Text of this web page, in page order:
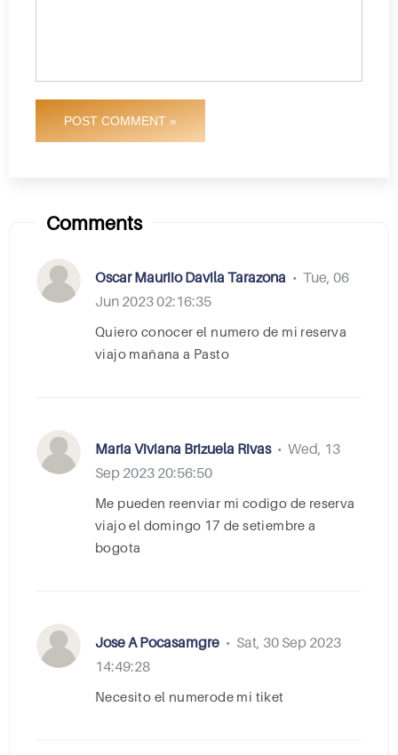
POST COMMENT »
Comments
Oscar Mauriio Davila Tarazona • Tue, 06
Jun 2023 02:16:35
Quiero conocer el numero de mi reserva
viajo mañana a Pasto
Maria Viviana Brizuela Rivas • Wed, 13
Sep 2023 20:56:50
me pueden reenviar mi codigo de reserva
viajo el domingo 17 de setiembre a
bogota
Jose A Pocasamgre • Sat, 30 Sep 2023
14:49:28
necesito el numerode mi tiket